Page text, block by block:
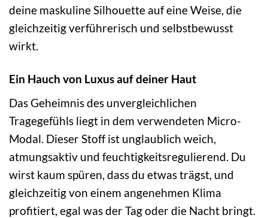
deine maskuline Silhouette auf eine Weise, die
gleichzeitig verführerisch und selbstbewusst
wirkt.
Ein Hauch von Luxus auf deiner Haut
Das Geheimnis des unvergleichlichen
Tragegefühls liegt in dem verwendeten Micro-
Modal. Dieser Stoff ist unglaublich weich,
atmungsaktiv und feuchtigkeitsregulierend. Du
wirst kaum spüren, dass du etwas trägst, und
gleichzeitig von einem angenehmen Klima
profitiert, egal was der Tag oder die Nacht bringt.